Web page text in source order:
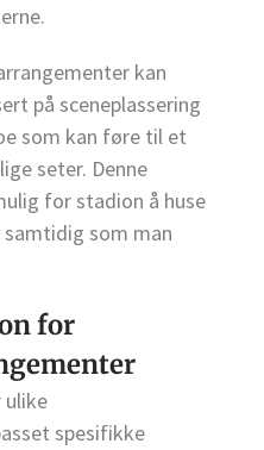
kan
på sceneplassering
som kan føre til et
seter. Denne
for stadion å huse
som man
for
ulike
spesifikke